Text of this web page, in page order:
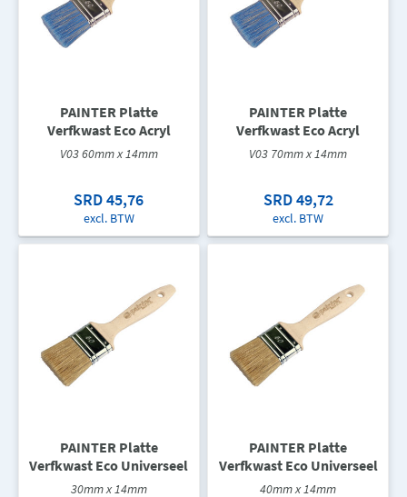
PAINTER Platte
Verfkwast Eco Acryl
V03 60mm x 14mm
SRD 45,76
excl. BTW
PAINTER Platte
Verfkwast Eco Acryl
V03 70mm x 14mm
SRD 49,72
excl. BTW
PAINTER Platte
Verfkwast Eco Universeel
30mm x 14mm
PAINTER Platte
Verfkwast Eco Universeel
40mm x 14mm